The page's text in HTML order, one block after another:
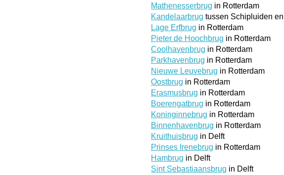
Mathenesserbrug in Rotterdam
Kandelaarbrug tussen Schipluiden
Lage Erfbrug in Rotterdam
Pieter de Hoochbrug in Rotterdam
Coolhavenbrug in Rotterdam
Parkhavenbrug in Rotterdam
Nieuwe Leuvebrug in Rotterdam
Oostbrug in Rotterdam
Erasmusbrug in Rotterdam
Boerengatbrug in Rotterdam
Koninginnebrug in Rotterdam
Binnenhavenbrug in Rotterdam
Kruithuisbrug in Delft
Prinses Irenebrug in Rotterdam
Hambrug in Delft
Sint Sebastiaansbrug in Delft